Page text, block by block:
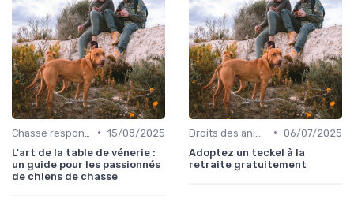
• 15/08/2025
L'art de la table de vénerie :
un guide pour les passionnés
de chiens de chasse
• 06/07/2025
Adoptez un teckel à la
retraite gratuitement